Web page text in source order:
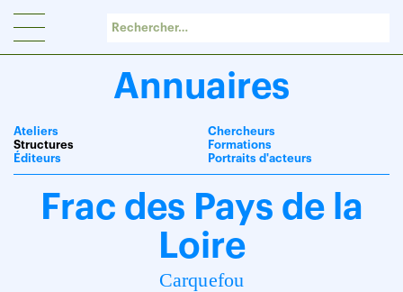
Annuaires
Ateliers
Structures
Éditeurs
Chercheurs
Formations
Portraits d'acteurs
Frac des Pays de la
Loire
Carquefou